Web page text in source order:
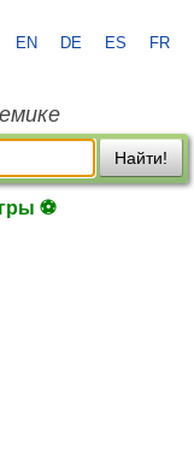
EN DE ES FR
Найти!
⚽